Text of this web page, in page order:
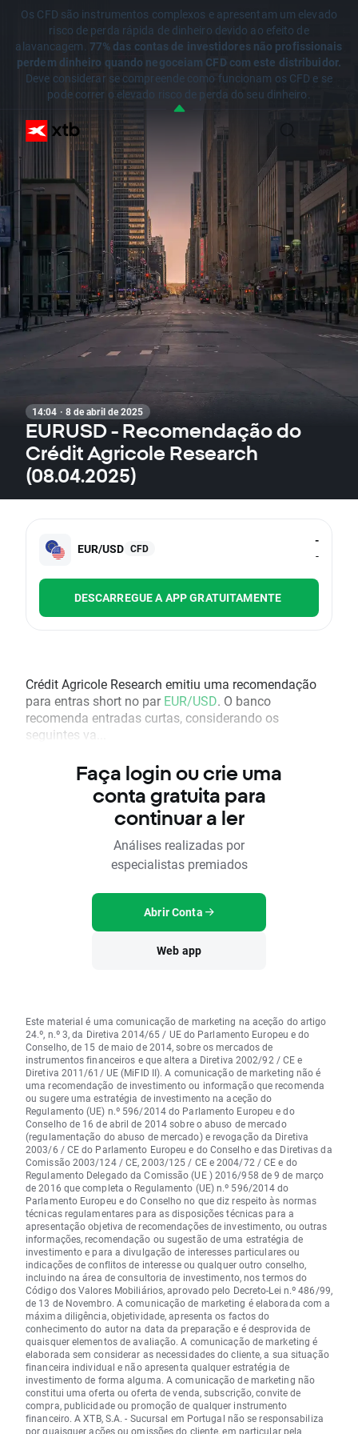
Os CFD são instrumentos complexos e apresentam um elevado
risco de perda rápida de dinheiro devido ao efeito de
alavancagem. 77% das contas de investidores não profissionais
perdem dinheiro quando negoceiam CFD com este distribuidor.
Deve considerar se compreende como funcionam os CFD e se
pode correr o elevado risco de perda do seu dinheiro.
14:04 · 8 de abril de 2025
EURUSD - Recomendação do
Crédit Agricole Research
(08.04.2025)
EUR/USD CFD
-
-
DESCARREGUE A APP GRATUITAMENTE
Crédit Agricole Research emitiu uma recomendação
para entras short no parEUR/USD. O banco
recomenda entradas curtas, considerando os
seguintes va...
Faça login ou crie uma
conta gratuita para
continuar a ler
Análises realizadas por
especialistas premiados
Abrir Conta
Web app
Este material é uma comunicação de marketing na aceção do artigo
24.º, n.º 3, da Diretiva 2014/65 / UE do Parlamento Europeu e do
Conselho, de 15 de maio de 2014, sobre os mercados de
instrumentos financeiros e que altera a Diretiva 2002/92 / CE e
Diretiva 2011/61/ UE (MiFID II). A comunicação de marketing não é
uma recomendação de investimento ou informação que recomenda
ou sugere uma estratégia de investimento na aceção do
Regulamento (UE) n.º 596/2014 do Parlamento Europeu e do
Conselho de 16 de abril de 2014 sobre o abuso de mercado
(regulamentação do abuso de mercado) e revogação da Diretiva
2003/6 / CE do Parlamento Europeu e do Conselho e das Diretivas da
Comissão 2003/124 / CE, 2003/125 / CE e 2004/72 / CE e do
Regulamento Delegado da Comissão (UE ) 2016/958 de 9 de março
de 2016 que completa o Regulamento (UE) n.º 596/2014 do
Parlamento Europeu e do Conselho no que diz respeito às normas
técnicas regulamentares para as disposições técnicas para a
apresentação objetiva de recomendações de investimento, ou outras
informações, recomendação ou sugestão de uma estratégia de
investimento e para a divulgação de interesses particulares ou
indicações de conflitos de interesse ou qualquer outro conselho,
incluindo na área de consultoria de investimento, nos termos do
Código dos Valores Mobiliários, aprovado pelo Decreto-Lei n.º 486/99,
de 13 de Novembro. A comunicação de marketing é elaborada com a
máxima diligência, objetividade, apresenta os factos do
conhecimento do autor na data da preparação e é desprovida de
quaisquer elementos de avaliação. A comunicação de marketing é
elaborada sem considerar as necessidades do cliente, a sua situação
financeira individual e não apresenta qualquer estratégia de
investimento de forma alguma. A comunicação de marketing não
constitui uma oferta ou oferta de venda, subscrição, convite de
compra, publicidade ou promoção de qualquer instrumento
financeiro. A XTB, S.A. - Sucursal em Portugal não se responsabiliza
por quaisqueraçõesou omissões do cliente, em particular pela